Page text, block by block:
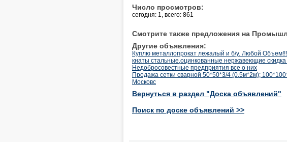
Число просмотров:
сегодня: 1, всего: 861
Смотрите также предложения на
Другие объявления:
Куплю металлопрокат лежалый и б/у. Любой Объем!!!
кнаты стальные,оцинкованные нержавеющие
Недобросовестные предприятия все о них
Продажа сетки сварной 50*50*3/4 (0,5м*2м);
Московс
Вернуться в раздел "Доска объявлений"
Поиск по доске объявлений >>